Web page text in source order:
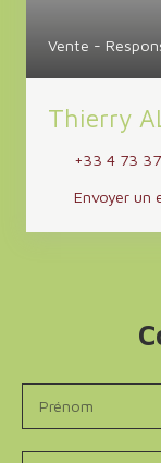
Vente -
Thierry
+33 4 73
Envoyer un
Prénom